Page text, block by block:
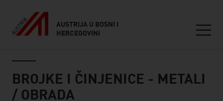
AUSTRIJA U BOSNI I
HERCEGOVINI
BROJKE I ČINJENICE - METALI
/ OBRADA